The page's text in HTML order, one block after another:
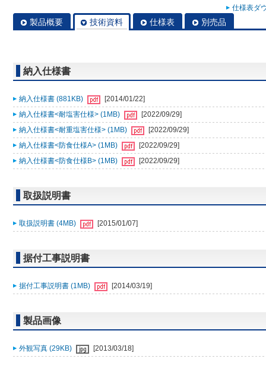
仕様表ダ
製品概要 技術資料 仕様表 別売品
納入仕様書
納入仕様書 (881KB)
[2014/01/22]
納入仕様書<耐塩害仕様> (1MB)
[2022/09/29]
納入仕様書<耐重塩害仕様> (1MB)
[2022/09/29]
納入仕様書<防食仕様A> (1MB)
[2022/09/29]
納入仕様書<防食仕様B> (1MB)
[2022/09/29]
取扱説明書
取扱説明書 (4MB) [2015/01/07]
据付工事説明書
据付工事説明書 (1MB) [2014/03/19]
製品画像
外観写真 (29KB) [2013/03/18]